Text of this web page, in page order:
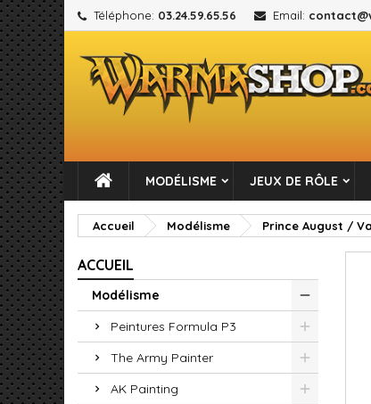
Téléphone: 03.24.59.65.56 Email:
MODÉLISME JEUX DE RÔLE
Accueil Modélisme Prince August /
ACCUEIL
Modélisme
Peintures Formula P3
The Army Painter
AK Painting